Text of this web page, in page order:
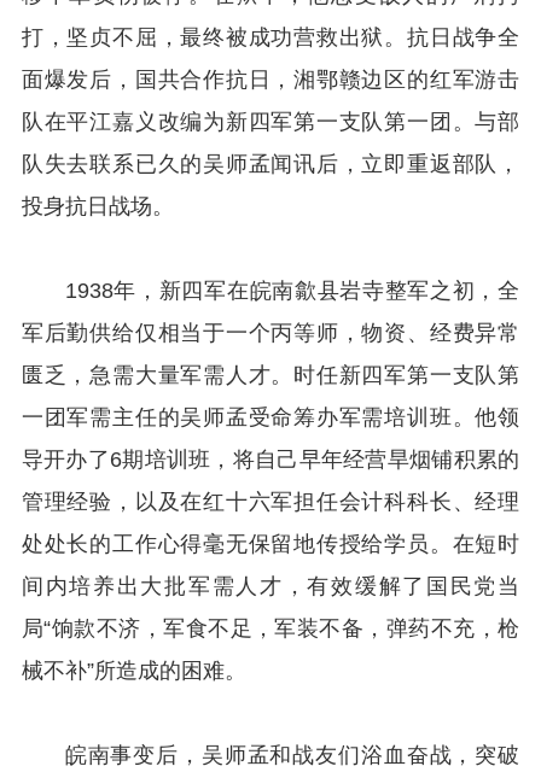
打，坚贞不屈，最终被成功营救出狱。抗日战争全
面爆发后，国共合作抗日，湘鄂赣边区的红军游击
队在平江嘉义改编为新四军第一支队第一团。与部
队失去联系已久的吴师孟闻讯后，立即重返部队，
投身抗日战场。
1938年，新四军在皖南歙县岩寺整军之初，全
军后勤供给仅相当于一个丙等师，物资、经费异常
匮乏，急需大量军需人才。时任新四军第一支队第
一团军需主任的吴师孟受命筹办军需培训班。他领
导开办了6期培训班，将自己早年经营旱烟铺积累的
管理经验，以及在红十六军担任会计科科长、经理
处处长的工作心得毫无保留地传授给学员。在短时
间内培养出大批军需人才，有效缓解了国民党当
局“饷款不济，军食不足，军装不备，弹药不充，枪
械不补”所造成的困难。
皖南事变后，吴师孟和战友们浴血奋战，突破